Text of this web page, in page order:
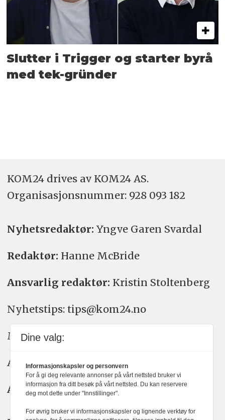
Slutter i Trigger og starter byrå
med tek-gründer
KOM24 drives av KOM24 AS.
Organisasjons­nummer: 928 093 182
Nyhetsredaktør: Yngve Garen Svardal
Redaktør: Hanne McBride
Ansvarlig redaktør: Kristin Stoltenberg
Nyhetstips: tips@kom24.no
Meninger: meninger@kom24.no
Annonse: annonse@watchmedia.no
Abonnement:kom24@watchmedia.no
Dine valg:
Informasjonskapsler og personvern
For å gi deg relevante annonser på vårt nettsted bruker vi
informasjon fra ditt besøk på vårt nettsted. Du kan reservere
deg mot dette under "Innstillinger".
For øvrig bruker vi informasjonskapsler og lignende verktøy for